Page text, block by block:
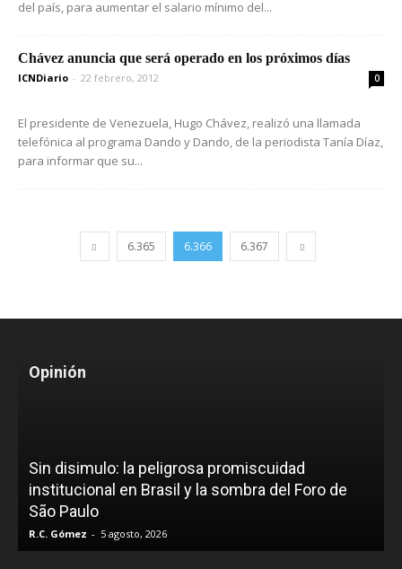
del país, para aumentar el salario mínimo del...
Chávez anuncia que será operado en los próximos días
ICNDiario - 22 febrero, 2012 0
El presidente de Venezuela, Hugo Chávez, realizó una llamada
telefónica al programa Dando y Dando, de la periodista Tanía Díaz,
para informar que su...
6.365 6.366 6.367
Opinión
Sin disimulo: la peligrosa promiscuidad
institucional en Brasil y la sombra del Foro de
São Paulo
R.C. Gómez - 5 agosto, 2026